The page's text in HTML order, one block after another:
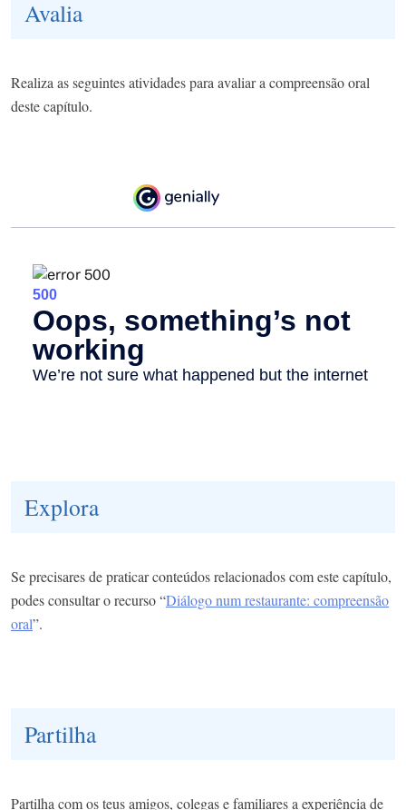
Avalia
Realiza as seguintes atividades para avaliar a compreensão oral
deste capítulo.
Explora
Se precisares de praticar conteúdos relacionados com este capítulo,
podes consultar o recurso “Diálogo num restaurante: compreensão
oral”.
Partilha
Partilha com os teus amigos, colegas e familiares a experiência de